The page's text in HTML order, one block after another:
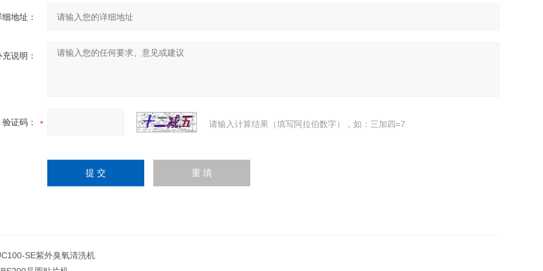
细地址：
充说明：
验证码： 请输入计算结果（填写阿拉伯数字），如：三加四=7
SE紫外臭氧清洗机